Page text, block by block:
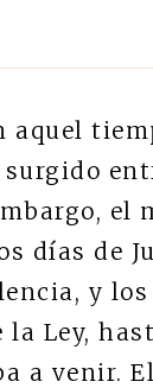
aquel
el
días de
y
Ley,
a venir.